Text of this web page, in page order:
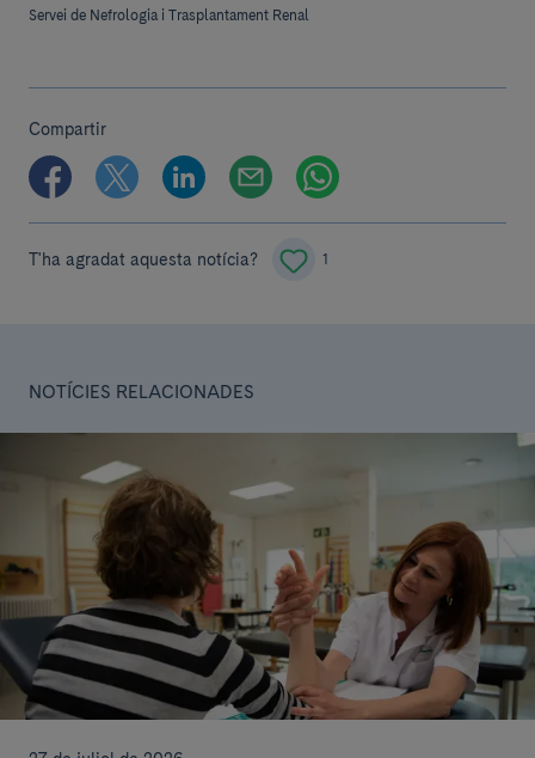
Servei de Nefrologia i Trasplantament Renal
Compartir
T'ha agradat aquesta notícia? 1
NOTÍCIES RELACIONADES